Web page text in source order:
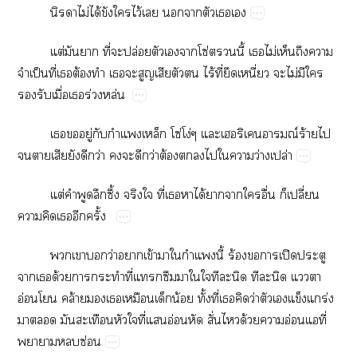
​ไม่​ได้​​​ไว้​​​​​​
ต่​​​ี่​​ปล่​​​​โซ่​​ี้​​ไม่​​​​
​ป็​ี่​​ต้​​​​​​​​ไร้​ี่​​ี่​​ไม่​​​
​​ื่​​ร่​ล่
​​ู่​​​​โซ่​โง่​​​​ณ์​ร้​​
​​​​​ว่​​​​ว่​ต้​​​​​​ว่​ปล่
ต่​​​​ึ้​​​ี่​​​ได้​​​​ื่​​ปี่​
​​​​ั้
​​​ว่​​ข้​​​​ี้​ร้​​​ปิ​​
​​ด้​​​​ี่​​​​​​​​​​​​​​
อ่​​ล้​​​​​น้​ั้​ี่​​​ว่​​​​ร่​
​​​​​​ี่​​อ่​ั่​​ด้​​อ่​​ี่​
​​ซ่